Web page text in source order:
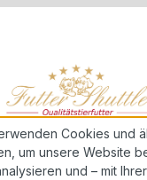
für Hunde
für Hunde
Cookies und
um unsere Website
und – mit